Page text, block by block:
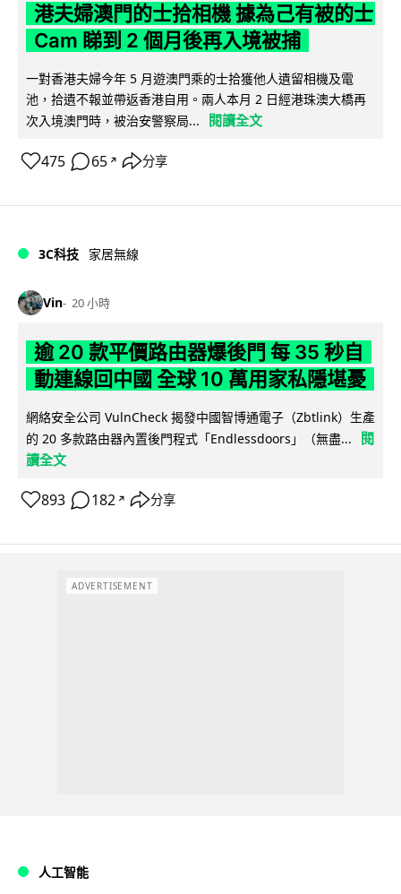
港夫婦澳門的士拾相機 據為己有被的士
Cam 睇到 2 個月後再入境被捕
一對香港夫婦今年 5 月遊澳門乘的士拾獲他人遺留相機及電
池，拾遺不報並帶返香港自用。兩人本月 2 日經港珠澳大橋再
次入境澳門時，被治安警察局...
閱讀全文
475 65 ↗ 分享
3C科技 家居無線
Vin 20 小時
逾 20 款平價路由器爆後門 每 35 秒自
動連線回中國 全球 10 萬用家私隱堪憂
網絡安全公司 VulnCheck 揭發中國智博通電子（Zbtlink）生產
的 20 多款路由器內置後門程式「Endlessdoors」（無盡...
閱
讀全文
893 182 ↗ 分享
ADVERTISEMENT
人工智能